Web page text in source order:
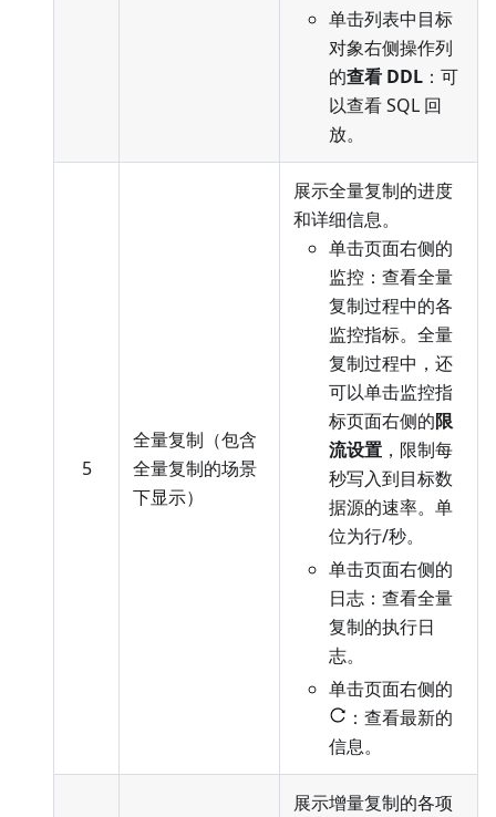
单击列表中目标
对象右侧操作列
的查看 DDL ：可
以查看 SQL 回
放。
5
全量复制（包含
全量复制的场景
下显示）
展示全量复制的进度
和详细信息。
单击页面右侧的
监控：查看全量
复制过程中的各
监控指标。全量
复制过程中，还
可以单击监控指
标页面右侧的限
流设置 ，限制每
秒写入到目标数
据源的速率。单
位为行/秒。
单击页面右侧的
日志：查看全量
复制的执行日
志。
单击页面右侧的
：查看最新的
信息。
展示增量复制的各项